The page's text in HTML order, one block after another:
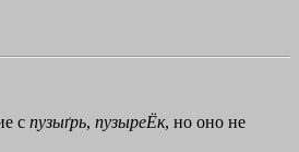
с пузыґрь, пузыреЁк, но оно не